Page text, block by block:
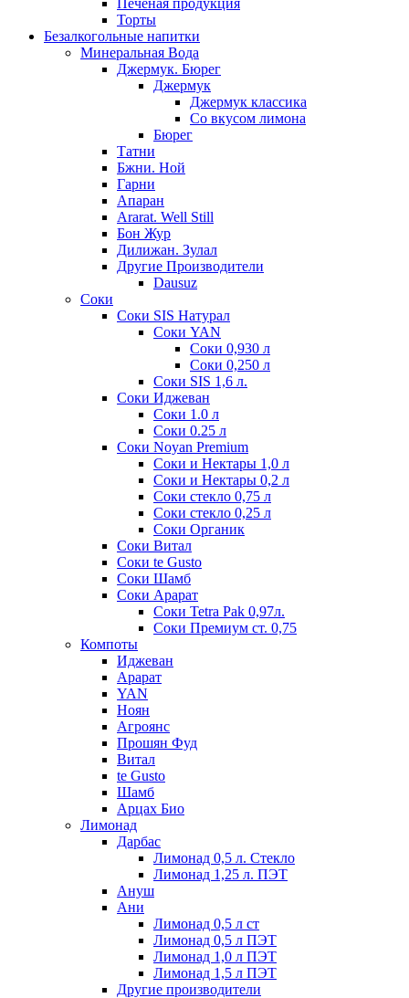
Печёная продукция
Торты
Безалкогольные напитки
Минеральная Вода
Джермук. Бюрег
Джермук
Джермук классика
Со вкусом лимона
Бюрег
Татни
Бжни. Ной
Гарни
Апаран
Ararat. Well Still
Бон Жур
Дилижан. Зулал
Другие Производители
Dausuz
Соки
Соки SIS Натурал
Соки YAN
Соки 0,930 л
Соки 0,250 л
Соки SIS 1,6 л.
Соки Иджеван
Соки 1.0 л
Соки 0.25 л
Соки Noyan Premium
Соки и Нектары 1,0 л
Соки и Нектары 0,2 л
Соки стекло 0,75 л
Соки стекло 0,25 л
Соки Органик
Соки Витал
Соки te Gusto
Соки Шамб
Соки Арарат
Соки Tetra Pak 0,97л.
Соки Премиум ст. 0,75
Компоты
Иджеван
Арарат
YAN
Ноян
Агроянс
Прошян Фуд
Витал
te Gusto
Шамб
Арцах Био
Лимонад
Дарбас
Лимонад 0,5 л. Стекло
Лимонад 1,25 л. ПЭТ
Ануш
Ани
Лимонад 0,5 л ст
Лимонад 0,5 л ПЭТ
Лимонад 1,0 л ПЭТ
Лимонад 1,5 л ПЭТ
Другие производители